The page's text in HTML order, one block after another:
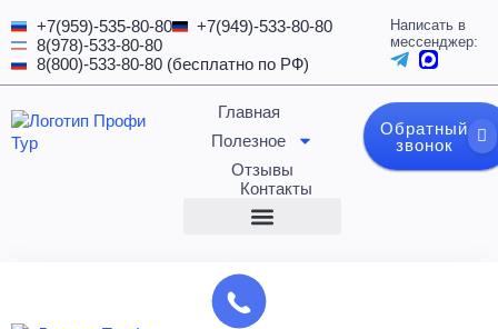
+7(959)-535-80-80
+7(949)-533-80-80
8(978)-533-80-80
8(800)-533-80-80 (бесплатно по РФ)
Написать в
мессенджер:
Главная
Полезное
Отзывы
Контакты
Обратный
звонок